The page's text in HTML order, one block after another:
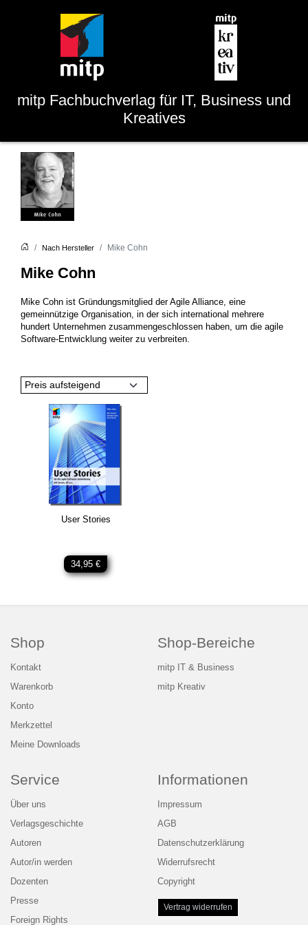
mitp Fachbuchverlag für IT, Business und
Kreatives
Nach Hersteller Mike Cohn
Mike Cohn
Mike Cohn ist Gründungsmitglied der Agile Alliance, eine
gemeinnützige Organisation, in der sich international mehrere
hundert Unternehmen zusammengeschlossen haben, um die agile
Software-Entwicklung weiter zu verbreiten.
Preis aufsteigend
User Stories
34,95 €
Shop
Kontakt
Warenkorb
Konto
Merkzettel
Meine Downloads
Shop-Bereiche
mitp IT & Business
mitp Kreativ
Service
Über uns
Verlagsgeschichte
Autoren
Autor/in werden
Dozenten
Presse
Foreign Rights
Informationen
Impressum
AGB
Datenschutzerklärung
Widerrufsrecht
Copyright
Vertrag widerrufen